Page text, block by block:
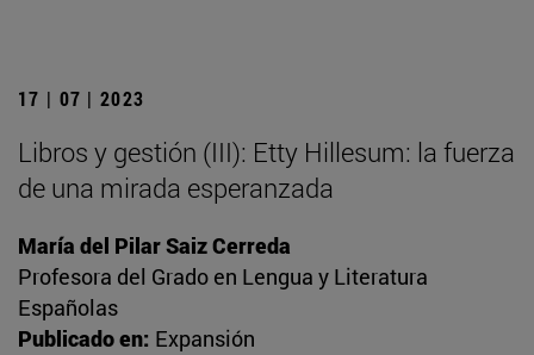
17 | 07 | 2023
Libros y gestión (III): Etty Hillesum: la fuerza
de una mirada esperanzada
María del Pilar Saiz Cerreda
Profesora del Grado en Lengua y Literatura
Españolas
Publicado en: Expansión